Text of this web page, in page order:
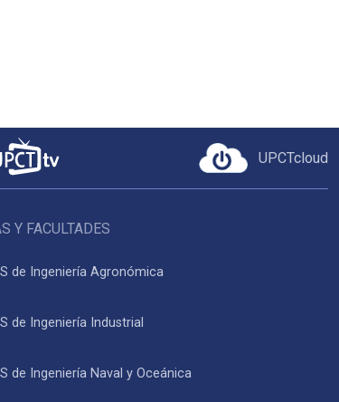
UPCTcloud
Y FACULTADES
de Ingeniería Agronómica
de Ingeniería Industrial
de Ingeniería Naval y Oceánica